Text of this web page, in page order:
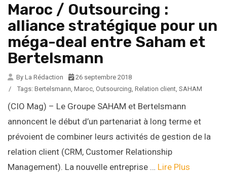
Maroc / Outsourcing :
alliance stratégique pour un
méga-deal entre Saham et
Bertelsmann
By La Rédaction
26 septembre 2018
/
Tags: Bertelsmann, Maroc, Outsourcing, Relation client, SAHAM
(CIO Mag) – Le Groupe SAHAM et Bertelsmann
annoncent le début d’un partenariat à long terme et
prévoient de combiner leurs activités de gestion de la
relation client (CRM, Customer Relationship
Management). La nouvelle entreprise … Lire Plus